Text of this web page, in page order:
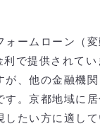
ームローン（変
で提供されてい
が、他の金融機
す。京都地域に
たい方に適して